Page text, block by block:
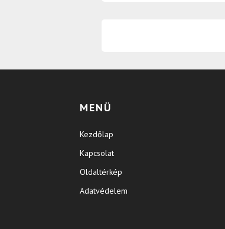
MENÜ
Kezdőlap
Kapcsolat
Oldaltérkép
Adatvédelem